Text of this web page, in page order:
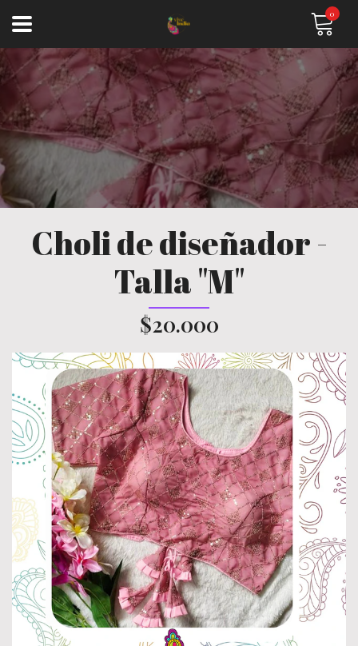
0
Choli de diseñador -
Talla "M"
$20.000